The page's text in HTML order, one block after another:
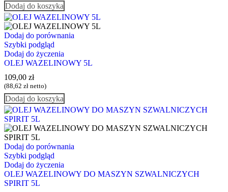
Dodaj do koszyka
Dodaj do porównania
Szybki podgląd
Dodaj do życzenia
OLEJ WAZELINOWY 5L
109,00 zł
(88,62 zł netto)
Dodaj do koszyka
Dodaj do porównania
Szybki podgląd
Dodaj do życzenia
OLEJ WAZELINOWY DO MASZYN SZWALNICZYCH
SPIRIT 5L